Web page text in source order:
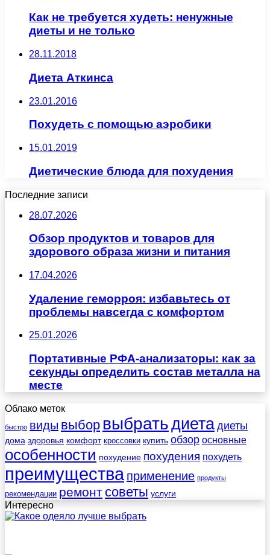
Как не требуется худеть: ненужные
диеты и не только
28.11.2018
Диета Аткинса
23.01.2016
Похудеть с помощью аэробики
15.01.2019
Диетические блюда для похудения
Последние записи
28.07.2026
Обзор продуктов и товаров для
здорового образа жизни и питания
17.04.2026
Удаление геморроя: избавьтесь от
проблемы навсегда с комфортом
25.01.2026
Портативные РФА-анализаторы: как за
секунды определить состав металла на
месте
Облако меток
быстро виды выбор выбратьдиета диеты
дома здоровья комфорт кроссовки купить обзор основные
особенности похудение похудения похудеть
преимущества применение продукты
рекомендации ремонт советы услуги
Интересно